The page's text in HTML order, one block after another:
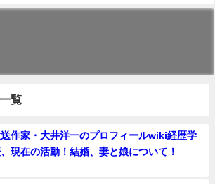
覧
作家・大井洋一のプロフィールwiki経歴学
現在の活動！結婚、妻と娘について！